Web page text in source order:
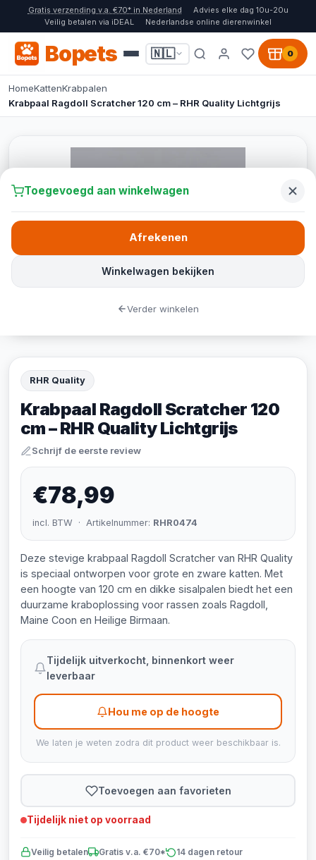
Gratis verzending v.a. €70* in Nederland
Advies elke dag 10u-20u
Veilig betalen via iDEAL
Nederlandse online dierenwinkel
Bopets 🇳🇱 0
HomeKattenKrabpalen
Krabpaal Ragdoll Scratcher 120 cm – RHR Quality Lichtgrijs
RHR Quality
Krabpaal Ragdoll Scratcher 120
cm – RHR Quality Lichtgrijs
Schrijf de eerste review
€78,99
incl. BTW · Artikelnummer: RHR0474
Deze stevige krabpaal Ragdoll Scratcher van RHR Quality
is speciaal ontworpen voor grote en zware katten. Met
een hoogte van 120 cm en dikke sisalpalen biedt het een
duurzame kraboplossing voor rassen zoals Ragdoll,
Maine Coon en Heilige Birmaan.
Tijdelijk uitverkocht, binnenkort weer
leverbaar
Hou me op de hoogte
We laten je weten zodra dit product weer beschikbaar is.
Toevoegen aan favorieten
Tijdelijk niet op voorraad
Veilig betalen Gratis v.a. €70* 14 dagen retour
Toegevoegd aan winkelwagen
Winkelwagen bekijken
Afrekenen
Verder winkelen